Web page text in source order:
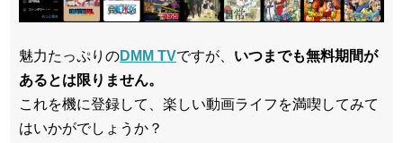
魅力たっぷりのDMM TVですが、 いつまでも無料期間が
あるとは限りません。
これを機に登録して、楽しい動画ライフを満喫してみて
はいかがでしょうか？